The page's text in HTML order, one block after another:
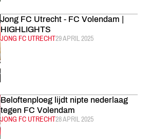
Jong FC Utrecht - FC Volendam |
HIGHLIGHTS
CATEGORIE:
JONG FC UTRECHTGEPUBLICEERD:
29 APRIL 2025
Beloftenploeg lijdt nipte nederlaag
tegen FC Volendam
CATEGORIE:
JONG FC UTRECHTGEPUBLICEERD:
28 APRIL 2025